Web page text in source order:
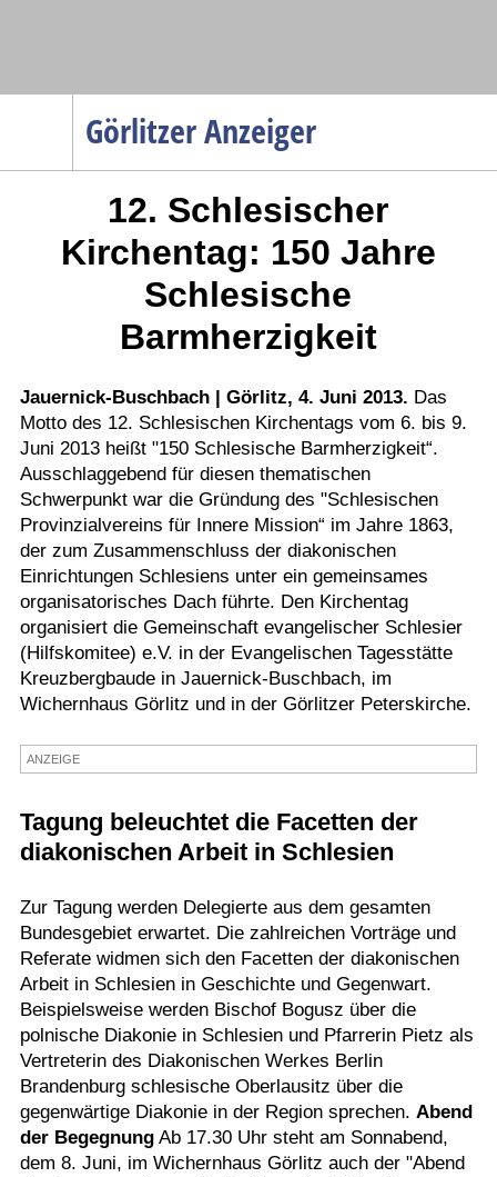
Görlitzer Anzeiger
Gesellschaft
Gesundheit
Kultur
Sport
Termine
Kostenlos
12. Schlesischer
Kirchentag: 150 Jahre
Schlesische
Barmherzigkeit
Jauernick-Buschbach | Görlitz, 4. Juni 2013. Das
Motto des 12. Schlesischen Kirchentags vom 6. bis 9.
Juni 2013 heißt "150 Schlesische Barmherzigkeit“.
Ausschlaggebend für diesen thematischen
Schwerpunkt war die Gründung des "Schlesischen
Provinzialvereins für Innere Mission“ im Jahre 1863,
der zum Zusammenschluss der diakonischen
Einrichtungen Schlesiens unter ein gemeinsames
organisatorisches Dach führte. Den Kirchentag
organisiert die Gemeinschaft evangelischer Schlesier
(Hilfskomitee) e.V. in der Evangelischen Tagesstätte
Kreuzbergbaude in Jauernick-Buschbach, im
Wichernhaus Görlitz und in der Görlitzer Peterskirche.
ANZEIGE
Tagung beleuchtet die Facetten der
diakonischen Arbeit in Schlesien
Zur Tagung werden Delegierte aus dem gesamten
Bundesgebiet erwartet. Die zahlreichen Vorträge und
Referate widmen sich den Facetten der diakonischen
Arbeit in Schlesien in Geschichte und Gegenwart.
Beispielsweise werden Bischof Bogusz über die
polnische Diakonie in Schlesien und Pfarrerin Pietz als
Vertreterin des Diakonischen Werkes Berlin
Brandenburg schlesische Oberlausitz über die
gegenwärtige Diakonie in der Region sprechen. Abend
der BegegnungAb 17.30 Uhr steht am Sonnabend,
dem 8. Juni, im Wichernhaus Görlitz auch der "Abend